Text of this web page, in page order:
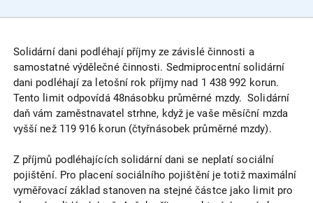
Solidární dani podléhají příjmy ze závislé činnosti a
samostatné výdělečné činnosti. Sedmiprocentní solidární
dani podléhají za letošní rok příjmy nad 1 438 992 korun.
Tento limit odpovídá 48násobku průměrné mzdy. Solidární
daň vám zaměstnavatel strhne, když je vaše měsíční mzda
vyšší než 119 916 korun (čtyřnásobek průměrné mzdy).
Z příjmů podléhajících solidární dani se neplatí sociální
pojištění. Pro placení sociálního pojištění je totiž maximální
vyměřovací základ stanoven na stejné částce jako limit pro